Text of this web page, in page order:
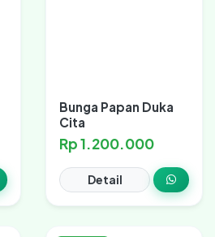
Bunga Papan Duka
Cita
Rp 1.200.000
Detail